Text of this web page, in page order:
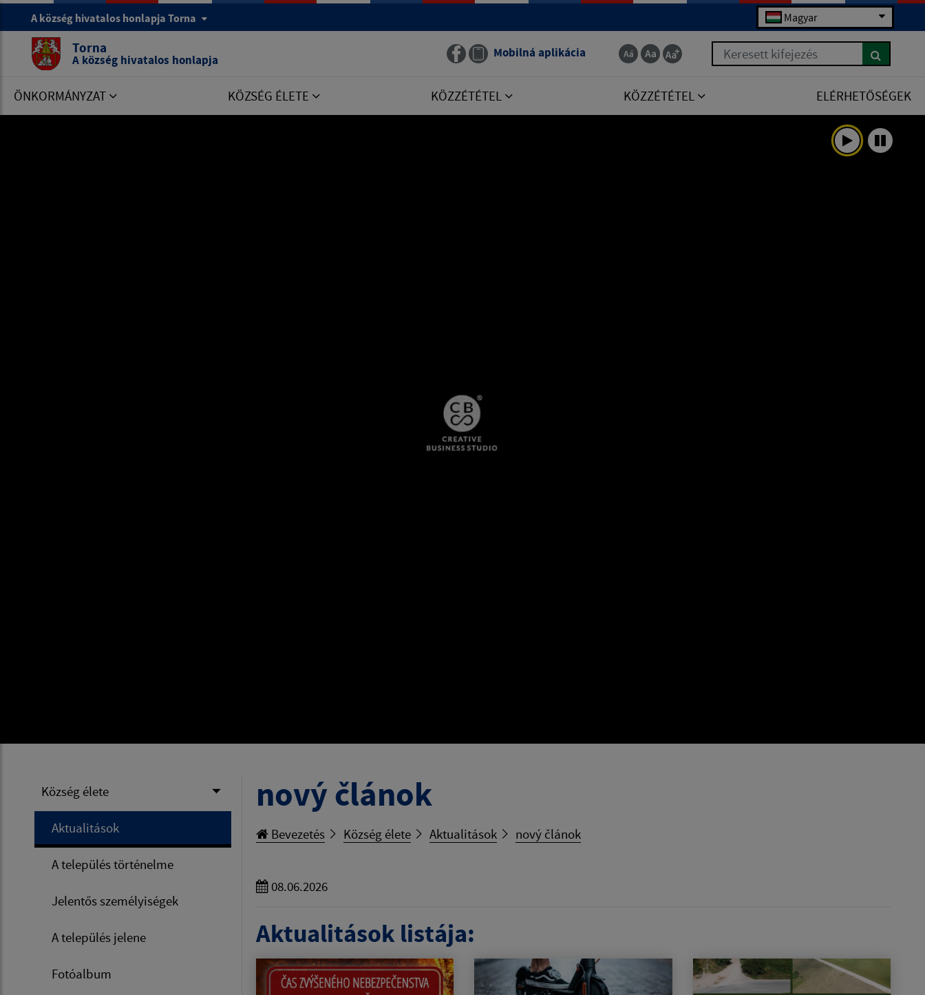
A község hivatalos honlapja Torna Magyar
Torna
A község hivatalos honlapja Mobilná aplikácia Keresett kifejezés
ÖNKORMÁNYZAT KÖZSÉG ÉLETE KÖZZÉTÉTEL KÖZZÉTÉTEL ELÉRHETŐSÉGEK
Község élete
Aktualitások
A település történelme
Jelentős személyiségek
A település jelene
Fotóalbum
nový článok
Bevezetés Község élete Aktualitások nový článok
08.06.2026
Aktualitások listája: